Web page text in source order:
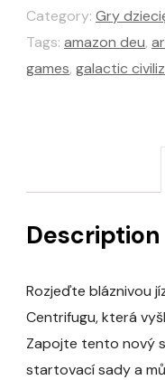
Category: Gry
Tags: amazon deu,
games, galactic
Description
Rozjeďte bláznivou
Centrifugu, která
Zapojte tento nový
startovací sady a